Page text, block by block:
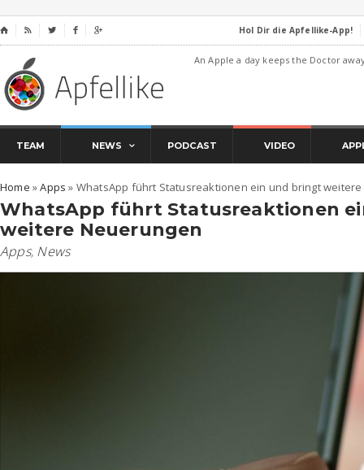
⌂     Hol Dir die Apfellike-App!
An Apple a day keeps the Doctor
TEAM NEWS PODCAST VIDEO
Home »Apps » WhatsApp führt Statusreaktionen ein und bringt
WhatsApp führt Statusreaktionen
weitere Neuerungen
Apps, News